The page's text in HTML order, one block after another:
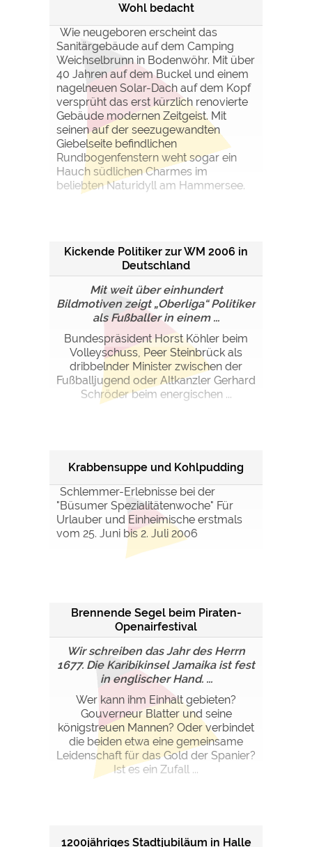
Wohl bedacht
Wie neugeboren erscheint das
Sanitärgebäude auf dem Camping
Weichselbrunn in Bodenwöhr. Mit über
40 Jahren auf dem Buckel und einem
nagelneuen Solar-Dach auf dem Kopf
versprüht das erst kürzlich renovierte
Gebäude modernen Zeitgeist. Mit
seinen auf der seezugewandten
Giebelseite befindlichen
Rundbogenfenstern weht sogar ein
Hauch südlichen Charmes im
beliebten Naturidyll am Hammersee.
Kickende Politiker zur WM 2006 in
Deutschland
Mit weit über einhundert
Bildmotiven zeigt „Oberliga“ Politiker
als Fußballer in einem ...
Bundespräsident Horst Köhler beim
Volleyschuss, Peer Steinbrück als
dribbelnder Minister zwischen der
Fußballjugend oder Altkanzler Gerhard
Schröder beim energischen ...
Krabbensuppe und Kohlpudding
Schlemmer-Erlebnisse bei der
"Büsumer Spezialitätenwoche" Für
Urlauber und Einheimische erstmals
vom 25. Juni bis 2. Juli 2006
Brennende Segel beim Piraten-
Openairfestival
Wir schreiben das Jahr des Herrn
1677. Die Karibikinsel Jamaika ist fest
in englischer Hand. ...
Wer kann ihm Einhalt gebieten?
Gouverneur Blatter und seine
königstreuen Mannen? Oder verbindet
die beiden etwa eine gemeinsame
Leidenschaft für das Gold der Spanier?
Ist es ein Zufall ...
1200jähriges Stadtjubiläum in Halle